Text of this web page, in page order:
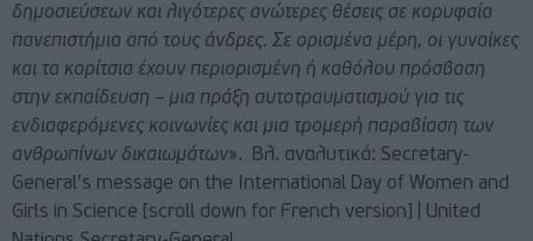
δημοσιεύσεων και λιγότερες ανώτερες θέσεις σε κορυφαία
πανεπιστήμια από τους άνδρες. Σε ορισμένα μέρη, οι γυναίκες
και τα κορίτσια έχουν περιορισμένη ή καθόλου πρόσβαση
στην εκπαίδευση – μια πράξη αυτοτραυματισμού για τις
ενδιαφερόμενες κοινωνίες και μια τρομερή παραβίαση των
ανθρωπίνων δικαιωμάτων». Βλ. αναλυτικά: Secretary-
General’s message on the International Day of Women and
Girls in Science [scroll down for French version] | United